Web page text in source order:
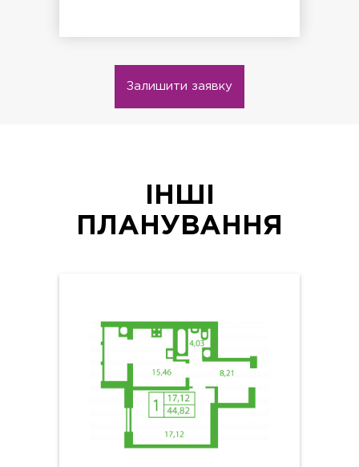
Залишити заявку
ІНШІ
ПЛАНУВАННЯ